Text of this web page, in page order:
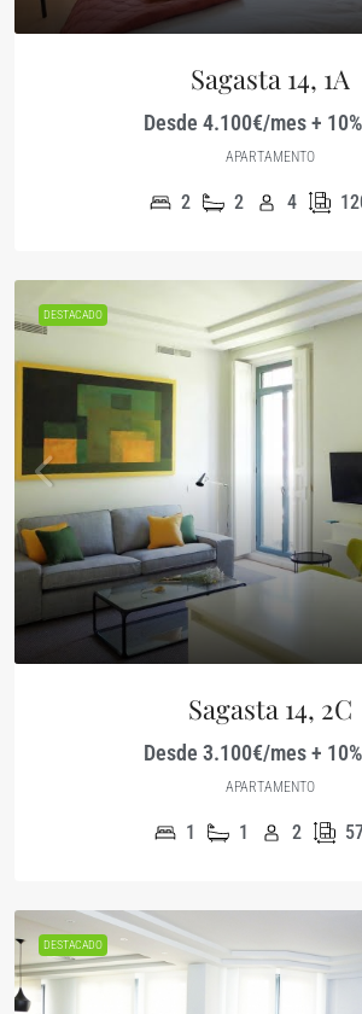
Sagasta 14, 1A
Desde 4.100€/mes +
APARTAMENTO
2 2 4
DESTACADO
Sagasta 14, 2C
Desde 3.100€/mes +
APARTAMENTO
1 1 2
DESTACADO